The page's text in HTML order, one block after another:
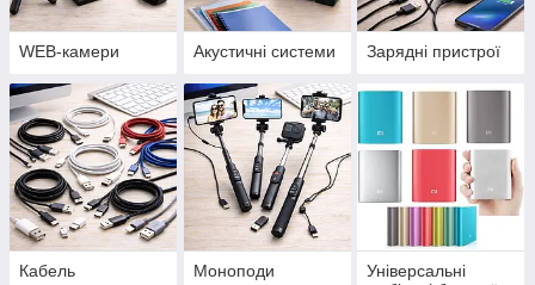
WEB-камери Акустичні системи Зарядні пристрої
Кабель Моноподи
Універсальні